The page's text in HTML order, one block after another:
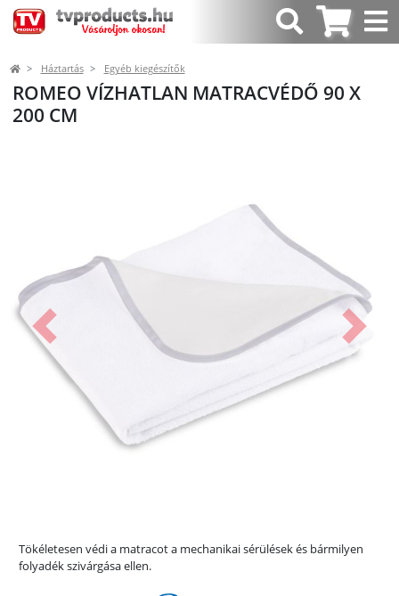
Háztartás Egyéb kiegészítők
ROMEO VÍZHATLAN MATRACVÉDŐ 90 X
200 CM
Előző
Tökéletesen védi a matracot a mechanikai sérülések és bármilyen
folyadék szivárgása ellen.